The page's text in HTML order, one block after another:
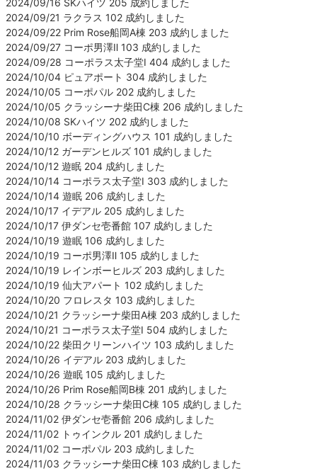
2024/09/21 ラクラス 102 成約しました
2024/09/22 Prim Rose船岡A棟 203 成約しました
2024/09/27 コーポ男澤Ⅱ 103 成約しました
2024/09/28 コーポラス太子堂Ⅰ 404 成約しました
2024/10/04 ピュアポート 304 成約しました
2024/10/05 コーポパル 202 成約しました
2024/10/05 クラッシーナ柴田C棟 206 成約しました
2024/10/08 SKハイツ 202 成約しました
2024/10/10 ボーディングハウス 101 成約しました
2024/10/12 ガーデンヒルズ 101 成約しました
2024/10/12 遊眠 204 成約しました
2024/10/14 コーポラス太子堂Ⅰ 303 成約しました
2024/10/14 遊眠 206 成約しました
2024/10/17 イデアル 205 成約しました
2024/10/17 伊ダンセ壱番館 107 成約しました
2024/10/19 遊眠 106 成約しました
2024/10/19 コーポ男澤Ⅱ 105 成約しました
2024/10/19 レインボーヒルズ 203 成約しました
2024/10/19 仙大アパート 102 成約しました
2024/10/20 フロレスタ 103 成約しました
2024/10/21 クラッシーナ柴田A棟 203 成約しました
2024/10/21 コーポラス太子堂Ⅰ 504 成約しました
2024/10/22 柴田クリーンハイツ 103 成約しました
2024/10/26 イデアル 203 成約しました
2024/10/26 遊眠 105 成約しました
2024/10/26 Prim Rose船岡B棟 201 成約しました
2024/10/28 クラッシーナ柴田C棟 105 成約しました
2024/11/02 伊ダンセ壱番館 206 成約しました
2024/11/02 トゥインクル 201 成約しました
2024/11/02 コーポパル 203 成約しました
2024/11/03 クラッシーナ柴田C棟 103 成約しました